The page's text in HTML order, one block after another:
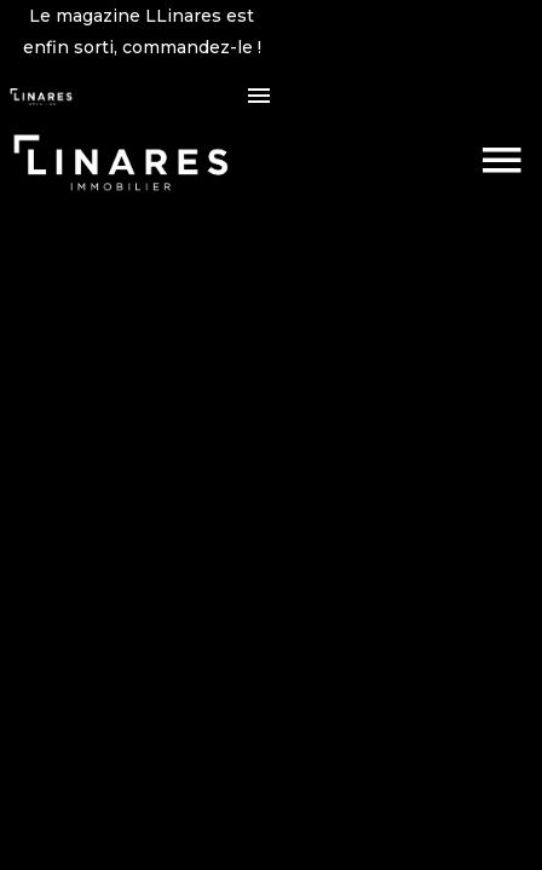
Le magazine LLinares est
enfin sorti, commandez-le !